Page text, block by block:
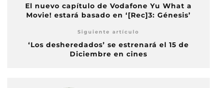
El nuevo capítulo de Vodafone Yu What a
Movie! estará basado en ‘[Rec]3: Génesis’
Siguiente artículo
‘Los desheredados’ se estrenará el 15 de
Diciembre en cines